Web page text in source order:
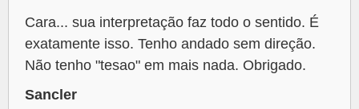
Cara... sua interpretação faz todo o sentido. É
exatamente isso. Tenho andado sem direção.
Não tenho "tesao" em mais nada. Obrigado.
Sancler